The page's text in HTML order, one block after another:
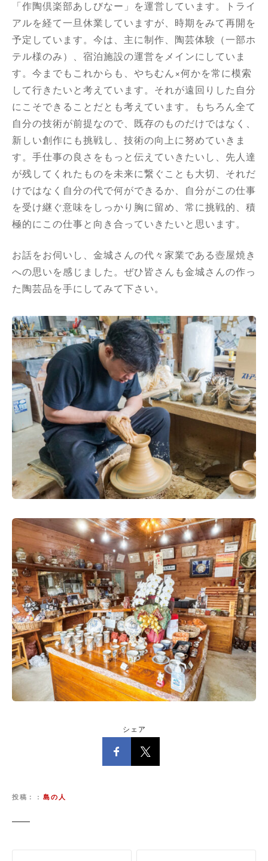
「作陶倶楽部あしびなー」を運営しています。トライ
アルを経て一旦休業していますが、時期をみて再開を
予定しています。今は、主に制作、陶芸体験（一部ホ
テル様のみ）、宿泊施設の運営をメインにしていま
す。今までもこれからも、やちむん×何かを常に模索
して行きたいと考えています。それが遠回りした自分
にこそできることだとも考えています。もちろん全て
自分の技術が前提なので、既存のものだけではなく、
新しい創作にも挑戦し、技術の向上に努めていきま
す。手仕事の良さをもっと伝えていきたいし、先人達
が残してくれたものを未来に繋ぐことも大切、それだ
けではなく自分の代で何ができるか、自分がこの仕事
を受け継ぐ意味をしっかり胸に留め、常に挑戦的、積
極的にこの仕事と向き合っていきたいと思います。
お話をお伺いし、金城さんの代々家業である壺屋焼き
への思いを感じました。ぜひ皆さんも金城さんの作っ
た陶芸品を手にしてみて下さい。
シェア
投稿： 島の人